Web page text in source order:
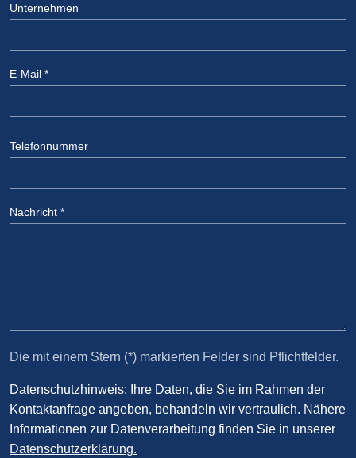
Unternehmen
E-Mail *
Telefonnummer
Nachricht *
Die mit einem Stern (*) markierten Felder sind Pflichtfelder.
Datenschutzhinweis: Ihre Daten, die Sie im Rahmen der
Kontaktanfrage angeben, behandeln wir vertraulich. Nähere
Informationen zur Datenverarbeitung finden Sie in unserer
Datenschutzerklärung.